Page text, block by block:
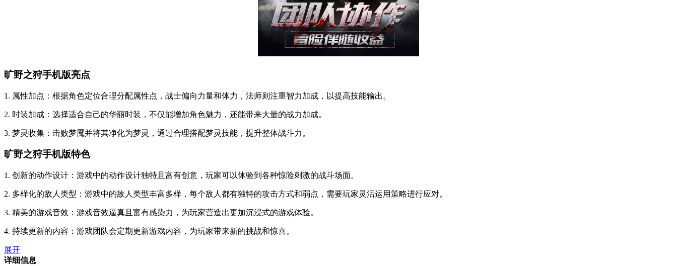
旷野之狩手机版亮点
1. 属性加点：根据角色定位合理分配属性点，战士偏向力量和体力，法师则注重智力加成，以提高技能输出。
2. 时装加成：选择适合自己的华丽时装，不仅能增加角色魅力，还能带来大量的战力加成。
3. 梦灵收集：击败梦魇并将其净化为梦灵，通过合理搭配梦灵技能，提升整体战斗力。
旷野之狩手机版特色
1. 创新的动作设计：游戏中的动作设计独特且富有创意，玩家可以体验到各种惊险刺激的战斗场面。
2. 多样化的敌人类型：游戏中的敌人类型丰富多样，每个敌人都有独特的攻击方式和弱点，需要玩家灵活运用策略进行应对。
3. 精美的游戏音效：游戏音效逼真且富有感染力，为玩家营造出更加沉浸式的游戏体验。
4. 持续更新的内容：游戏团队会定期更新游戏内容，为玩家带来新的挑战和惊喜。
展开
详细信息